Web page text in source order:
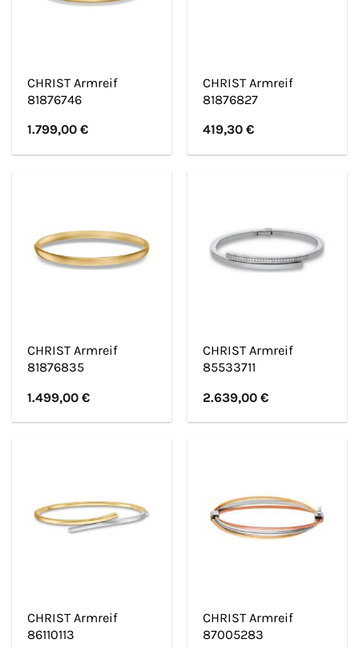
CHRIST Armreif
81876746
1.799,00€
CHRIST Armreif
81876827
419,30€
CHRIST Armreif
81876835
1.499,00€
CHRIST Armreif
85533711
2.639,00€
CHRIST Armreif
86110113
CHRIST Armreif
87005283